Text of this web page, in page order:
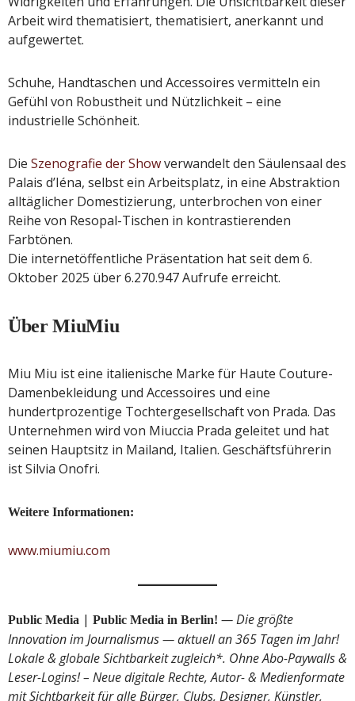
Arbeit wird thematisiert, thematisiert, anerkannt und
aufgewertet.
Schuhe, Handtaschen und Accessoires vermitteln ein
Gefühl von Robustheit und Nützlichkeit – eine
industrielle Schönheit.
Die Szenografie der Showverwandelt den Säulensaal des
Palais d’Iéna, selbst ein Arbeitsplatz, in eine Abstraktion
alltäglicher Domestizierung, unterbrochen von einer
Reihe von Resopal-Tischen in kontrastierenden
Farbtönen.
Die internetöffentliche Präsentation hat seit dem 6.
Oktober 2025 über 6.270.947 Aufrufe erreicht.
Über MiuMiu
Miu Miu ist eine italienische Marke für Haute Couture-
Damenbekleidung und Accessoires und eine
hundertprozentige Tochtergesellschaft von Prada. Das
Unternehmen wird von Miuccia Prada geleitet und hat
seinen Hauptsitz in Mailand, Italien. Geschäftsführerin
ist Silvia Onofri.
Weitere Informationen:
www.miumiu.com
Public Media | Public Media in Berlin! — Die größte
Innovation im Journalismus — aktuell an 365 Tagen im Jahr!
Lokale & globale Sichtbarkeit zugleich*. Ohne Abo-Paywalls &
Leser-Logins! – Neue digitale Rechte, Autor- & Medienformate
mit Sichtbarkeit für alle Bürger, Clubs, Designer, Künstler,